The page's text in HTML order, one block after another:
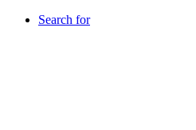
Search for